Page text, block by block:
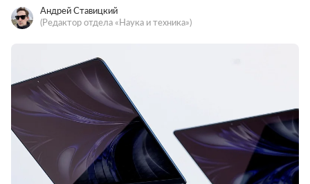
Андрей Ставицкий
(Редактор отдела «Наука и техника»)